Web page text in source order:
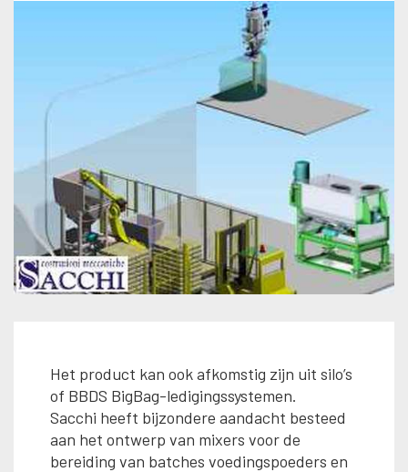
Het product kan ook afkomstig zijn uit silo’s
of BBDS BigBag-ledigingssystemen.
Sacchi heeft bijzondere aandacht besteed
aan het ontwerp van mixers voor de
bereiding van batches voedingspoeders en